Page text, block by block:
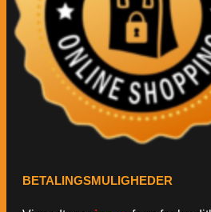
BETALINGSMULIGHEDER